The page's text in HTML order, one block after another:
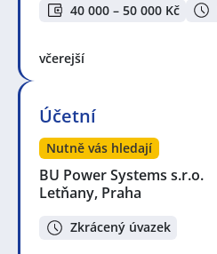
40 000 – 50 000 Kč
včerejší
Účetní
Nutně vás hledají
BU Power Systems s.r.o.
Letňany, Praha
Zkrácený úvazek